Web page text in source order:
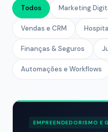
Todos Marketing
Vendas e CRM
Finanças & Seguros
Automações e Workflows
EMPREENDEDORISMO E